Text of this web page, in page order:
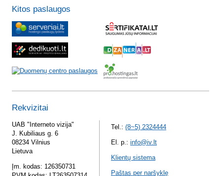
Kitos paslaugos
Rekvizitai
UAB "Interneto vizija"
J. Kubiliaus g. 6
08234 Vilnius
Lietuva
Įm. kodas: 126350731
Tel.: (8~5) 2324444
El. p.: info@iv.lt
Klientų sistema
Paštas per naršyklę